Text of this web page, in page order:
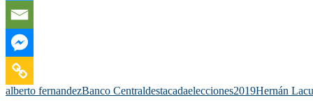
alberto fernandezBanco Centraldestacadaelecciones2019Hernán